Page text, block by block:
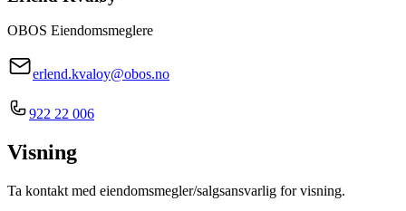
OBOS Eiendomsmeglere
erlend.kvaloy@obos.no
922 22 006
Visning
Ta kontakt med eiendomsmegler/salgsansvarlig for visning.